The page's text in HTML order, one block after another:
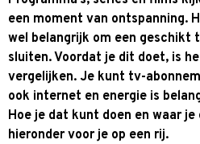
een moment van ontspanning.
wel belangrijk om een geschikt
sluiten. Voordat je dit doet, is
vergelijken. Je kunt tv-
ook internet en energie is
Hoe je dat kunt doen en waar
hieronder voor je op een rij.